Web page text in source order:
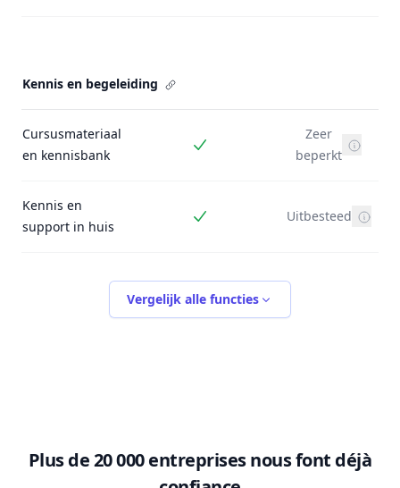
Kennis en begeleiding
Cursusmateriaal
en kennisbank
Inbegrepen
Zeer
beperkt
Kennis en
support in huis
Inbegrepen Uitbesteed
Vergelijk alle functies
Plus de 20 000 entreprises nous font déjà